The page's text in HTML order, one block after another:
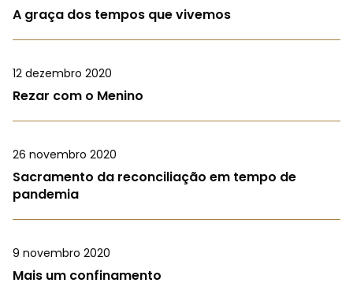
A graça dos tempos que vivemos
12 dezembro 2020
Rezar com o Menino
26 novembro 2020
Sacramento da reconciliação em tempo de
pandemia
9 novembro 2020
Mais um confinamento